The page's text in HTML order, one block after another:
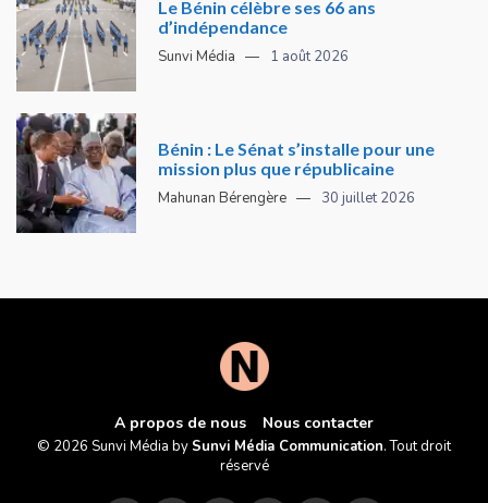
Le Bénin célèbre ses 66 ans
d’indépendance
Sunvi Média 1 août 2026
Bénin : Le Sénat s’installe pour une
mission plus que républicaine
Mahunan Bérengère 30 juillet 2026
A propos de nous Nous contacter
© 2026 Sunvi Média by Sunvi Média Communication. Tout droit
réservé